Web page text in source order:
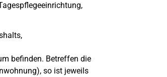
befinden. Betreffen die
so ist jeweils